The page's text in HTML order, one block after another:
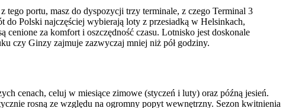
portu, masz do dyspozycji trzy terminale, z czego Terminal 3
do Polski najczęściej wybierają loty z przesiadką w Helsinkach,
za komfort i oszczędność czasu. Lotnisko jest doskonale
czy Ginzy zajmuje zazwyczaj mniej niż pół godziny.
cenach, celuj w miesiące zimowe (styczeń i luty) oraz późną jesień.
rosną ze względu na ogromny popyt wewnętrzny. Sezon kwitnienia